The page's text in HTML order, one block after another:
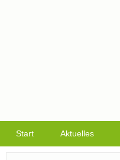
Start Aktuelles